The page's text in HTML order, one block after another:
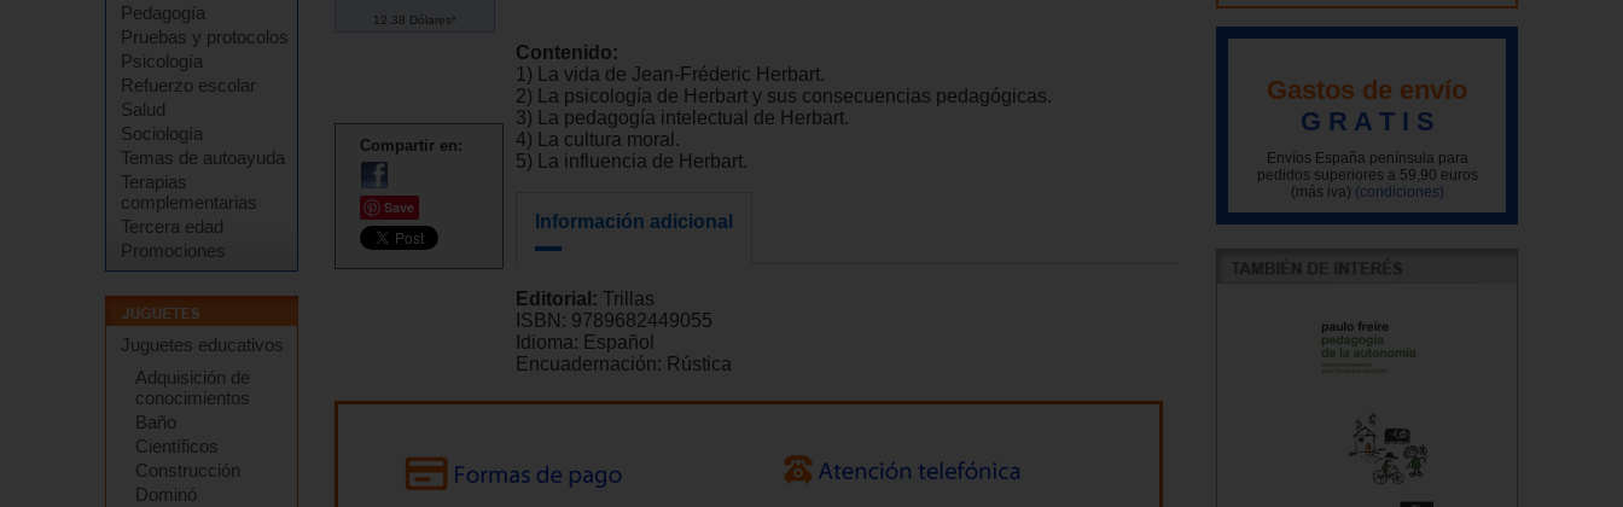
Pedagogía
Pruebas y protocolos
Psicología
Refuerzo escolar
Salud
Sociología
Temas de autoayuda
Terapias
complementarias
Tercera edad
Promociones
Juguetes educativos
Adquisición de
conocimientos
Baño
Científicos
Construcción
Dominó
12.38 Dólares*
Compartir en:
Save
Contenido:
1) La vida de Jean-Fréderic Herbart.
2) La psicología de Herbart y sus consecuencias pedagógicas.
3) La pedagogía intelectual de Herbart.
4) La cultura moral.
5) La influencia de Herbart.
Información adicional
Editorial:
Trillas
ISBN: 9789682449055
Idioma: Español
Encuadernación: Rústica
Gastos de envío
G R A T I S
Envíos España península para
pedidos superiores a 59,90 euros
(más iva) (condiciones)